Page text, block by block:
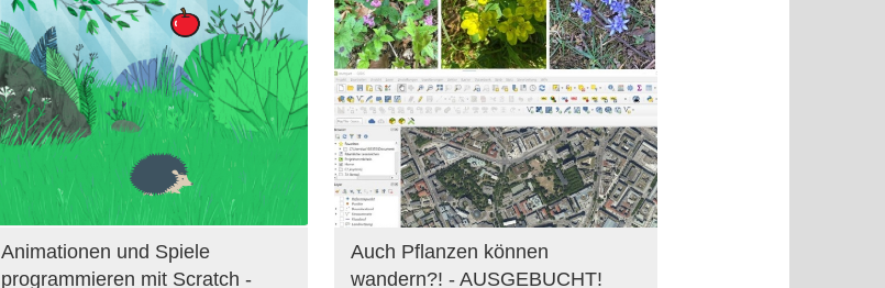
Animationen und Spiele
programmieren mit Scratch -
Auch Pflanzen können
wandern?! - AUSGEBUCHT!